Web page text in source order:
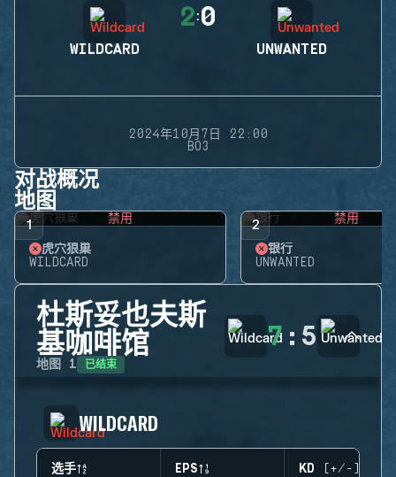
WILDCARD
2:0
UNWANTED
2024年10月7日 22:00
BO3
对战概况
地图
1 禁用
虎穴狼巢
WILDCARD
2 禁用
银行
UNWANTED
杜斯妥也夫斯
基咖啡馆
地图 1 已结束
7 : 5
WILDCARD
选手 EPS KD (+/-)